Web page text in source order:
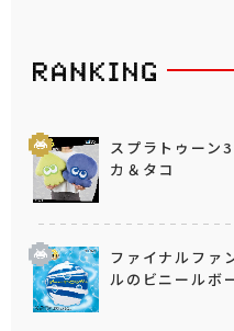
スプラトゥー
カ＆タコ
ファイナルフ
ルのビニールボ